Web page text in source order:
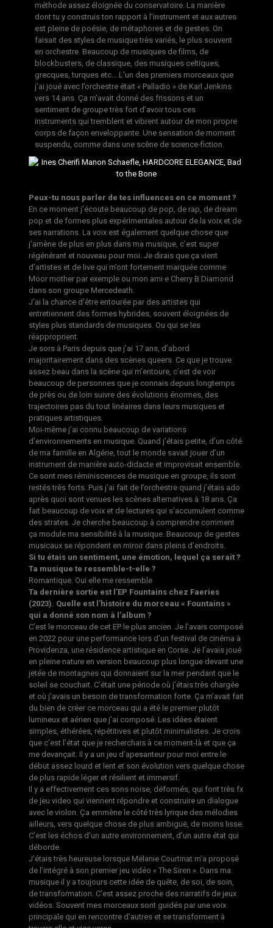
méthode assez éloignée du conservatoire. La manière
dont tu y construis ton rapport à l’instrument et aux autres
est pleine de poésie, de métaphores et de gestes. On
faisait des styles de musique très variés, le plus souvent
en orchestre. Beaucoup de musiques de films, de
blockbusters, de classique, des musiques celtiques,
grecques, turques etc… L’un des premiers morceaux que
j’ai joué avec l’orchestre était « Palladio » de Karl Jenkins
vers 14 ans. Ça m’avait donné des frissons et un
sentiment de groupe très fort d’avoir tous ces
instruments qui tremblent et vibrent autour de mon propre
corps de façon enveloppante. Une sensation de moment
suspendu, comme dans une scène de science-fiction.
Peux-tu nous parler de tes influences en ce moment ?
En ce moment j’écoute beaucoup de pop, de rap, de dream
pop et de formes plus expérimentales autour de la voix et de
ses narrations. La voix est également quelque chose que
j’amène de plus en plus dans ma musique, c’est super
régénérant et nouveau pour moi. Je dirais que ça vient
d’artistes et de live qui m’ont fortement marquée comme
Moor mother par exemple ou mon ami·e Cherry B Diamond
dans son groupe Mercedeath.
J’ai la chance d’être entourée par des artistes qui
entretiennent des formes hybrides, souvent éloignées de
styles plus standards de musiques. Ou qui se les
réapproprient.
Je sors à Paris depuis que j’ai 17 ans, d’abord
majoritairement dans des scènes queers. Ce que je trouve
assez beau dans la scène qui m’entoure, c’est de voir
beaucoup de personnes que je connais depuis longtemps
de près ou de loin suivre des évolutions énormes, des
trajectoires pas du tout linéaires dans leurs musiques et
pratiques artistiques.
Moi-même j’ai connu beaucoup de variations
d’environnements en musique. Quand j’étais petite, d’un côté
de ma famille en Algérie, tout le monde savait jouer d’un
instrument de manière auto-didacte et improvisait ensemble.
Ce sont mes réminiscences de musique en groupe, ils sont
restés très forts. Puis j’ai fait de l’orchestre quand j’étais ado
après quoi sont venues les scènes alternatives à 18 ans. Ça
fait beaucoup de voix et de lectures qui s’accumulent comme
des strates. Je cherche beaucoup à comprendre comment
ça module ma sensibilité à la musique. Beaucoup de gestes
musicaux se répondent en miroir dans pleins d’endroits.
Si tu étais un sentiment, une émotion, lequel ça serait ?
Ta musique te ressemble-t-elle ?
Romantique. Oui elle me ressemble
Ta dernière sortie est l’EP Fountains chez Faeries
(2023). Quelle est l’histoire du morceau « Fountains »
qui a donné son nom à l’album ?
C’est le morceau de cet EP le plus ancien. Je l’avais composé
en 2022 pour une performance lors d’un festival de cinéma à
Providenza, une résidence artistique en Corse. Je l’avais joué
en pleine nature en version beaucoup plus longue devant une
jetée de montagnes qui donnaient sur la mer pendant que le
soleil se couchait. C’était une période où j’étais très chargée
et où j’avais un besoin de transformation forte. Ça m’avait fait
du bien de créer ce morceau qui a été le premier plutôt
lumineux et aérien que j’ai composé. Les idées étaient
simples, éthérées, répétitives et plutôt minimalistes. Je crois
que c’est l’état que je recherchais à ce moment-là et que ça
me devançait. Il y a un jeu d’apesanteur pour moi entre le
début assez lourd et lent et son évolution vers quelque chose
de plus rapide léger et résilient et immersif.
Il y a effectivement ces sons noise, déformés, qui font très fx
de jeu video qui viennent répondre et construire un dialogue
avec le violon. Ça emmène le côté très lyrique des mélodies
ailleurs, vers quelque chose de plus ambiguë, de moins lisse.
C’est les échos d’un autre environnement, d’un autre état qui
déborde.
J’étais très heureuse lorsque Mélanie Courtinat m’a proposé
de l’intégré à son premier jeu vidéo « The Siren ». Dans ma
musique il y a toujours cette idée de quête, de soi, de soin,
de transformation. C’est assez proche des narratifs de jeux
vidéos. Souvent mes morceaux sont guidés par une voix
principale qui en rencontre d’autres et se transforment à